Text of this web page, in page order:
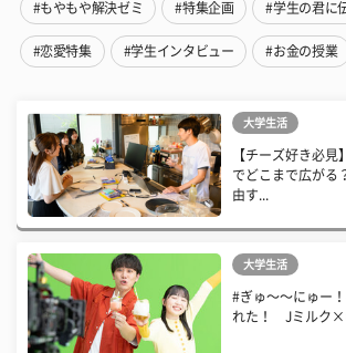
#もやもや解決ゼミ #特集企画 #学生の君に
#恋愛特集 #学生インタビュー #お金の授業
大学生活
【チーズ好き必見
でどこまで広がる
由す...
大学生活
#ぎゅ〜〜にゅー
れた！ Jミルク×